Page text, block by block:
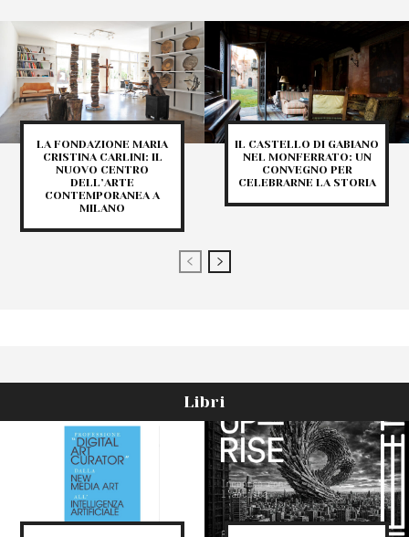
LA FONDAZIONE MARIA
CRISTINA CARLINI: IL
NUOVO CENTRO
DELL’ARTE
CONTEMPORANEA A
MILANO
IL CASTELLO DI GABIANO
NEL MONFERRATO: UN
CONVEGNO PER
CELEBRARNE LA STORIA
Libri